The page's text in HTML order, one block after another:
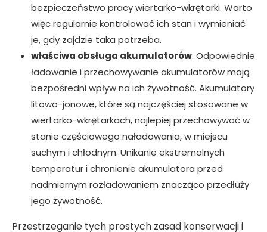
bezpieczeństwo pracy wiertarko-wkrętarki. Warto
więc regularnie kontrolować ich stan i wymieniać
je, gdy zajdzie taka potrzeba.
właściwa obsługa akumulatorów: Odpowiednie
ładowanie i przechowywanie akumulatorów mają
bezpośredni wpływ na ich żywotność. Akumulatory
litowo-jonowe, które są najczęściej stosowane w
wiertarko-wkrętarkach, najlepiej przechowywać w
stanie częściowego naładowania, w miejscu
suchym i chłodnym. Unikanie ekstremalnych
temperatur i chronienie akumulatora przed
nadmiernym rozładowaniem znacząco przedłuży
jego żywotność.
Przestrzeganie tych prostych zasad konserwacji i